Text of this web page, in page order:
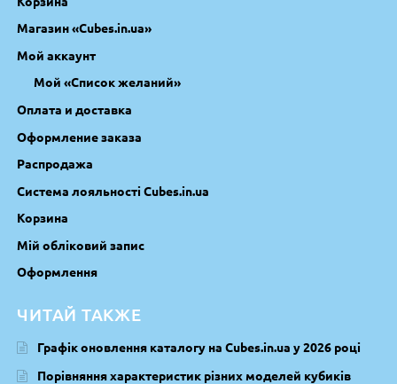
Магазин «Cubes.in.ua»
Мой аккаунт
Мой «Список желаний»
Оплата и доставка
Оформление заказа
Распродажа
Система лояльності Cubes.in.ua
Корзина
Мій обліковий запис
Оформлення
ЧИТАЙ ТАКЖЕ
Графік оновлення каталогу на Cubes.in.ua у 2026 році
Порівняння характеристик різних моделей кубиків